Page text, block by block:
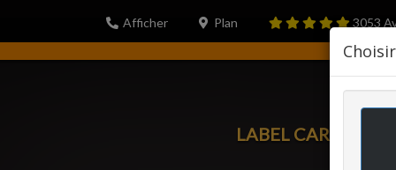
Afficher Plan 3053
LABEL CARTE